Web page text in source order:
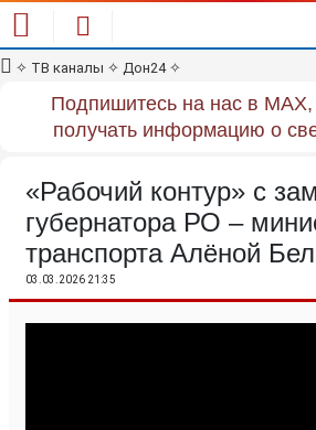
✧ ТВ каналы ✧ Дон24✧
Подпишитесь на нас в
получать информацию о
«Рабочий контур» с
губернатора РО –
транспорта Алёной
03.03.2026 21:35